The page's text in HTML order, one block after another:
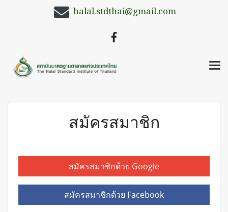
halal.stdthai@gmail.com
สมัครสมาชิก
สมัครสมาชิกด้วย Google
สมัครสมาชิกด้วย Facebook